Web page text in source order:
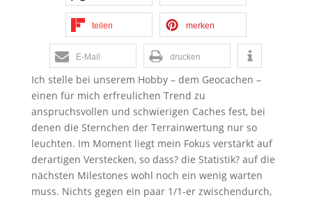
teilen merken
E-Mail drucken
Ich stelle bei unserem Hobby – dem Geocachen –
einen für mich erfreulichen Trend zu
anspruchsvollen und schwierigen Caches fest, bei
denen die Sternchen der Terrainwertung nur so
leuchten. Im Moment liegt mein Fokus verstärkt auf
derartigen Verstecken, so dass? die Statistik? auf die
nächsten Milestones wohl noch ein wenig warten
muss. Nichts gegen ein paar 1/1-er zwischendurch,